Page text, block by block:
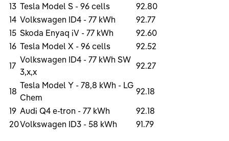
13 Tesla Model S - 96 cells
92.80
14 Volkswagen ID4 - 77 kWh
92.77
15 Skoda Enyaq iV - 77 kWh
92.60
16 Tesla Model X - 96 cells
92.52
17
Volkswagen ID4 - 77 kWh SW
3,x,x
92.27
18
Tesla Model Y - 78,8 kWh - LG
Chem
92.18
19 Audi Q4 e-tron - 77 kWh
92.18
20Volkswagen ID3 - 58 kWh 91.79